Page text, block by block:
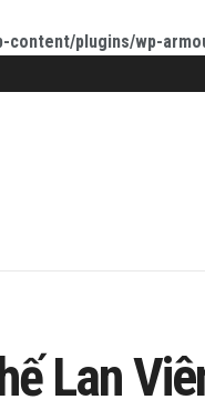
content/plugins/wp-
Lan